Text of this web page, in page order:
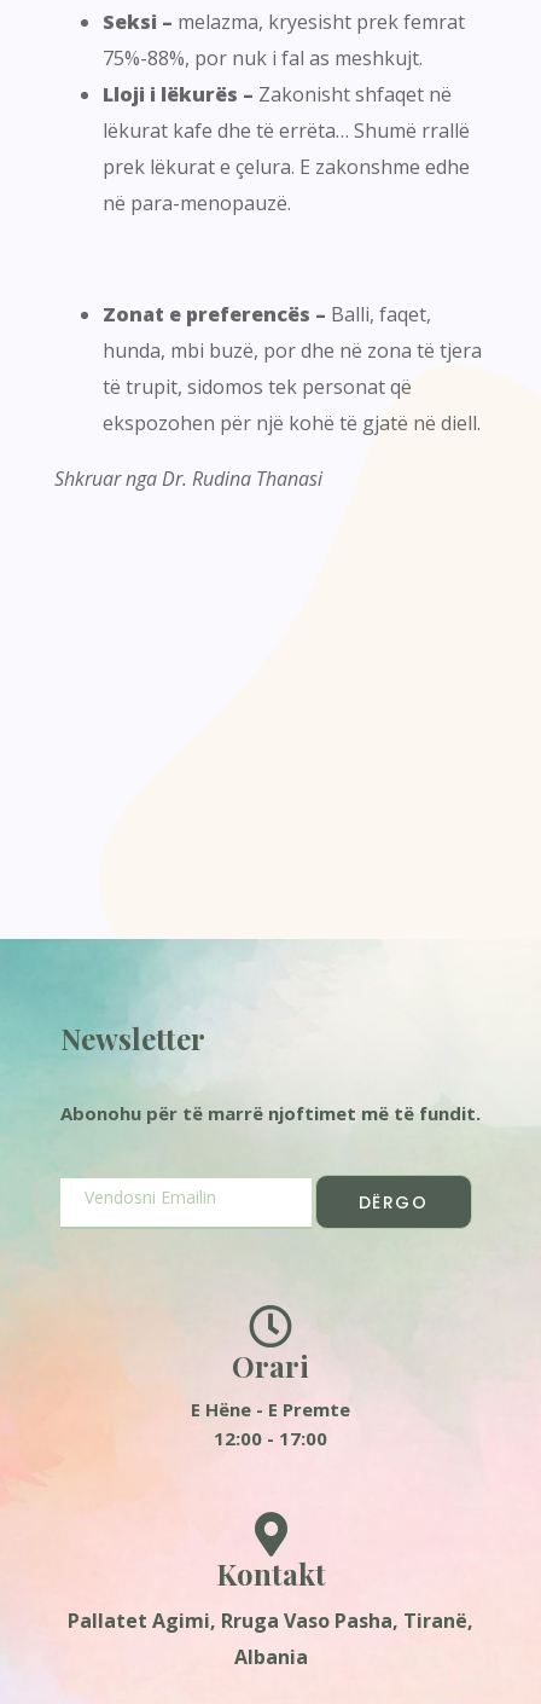
Seksi – melazma, kryesisht prek femrat
75%-88%, por nuk i fal as meshkujt.
Lloji i lëkurës – Zakonisht shfaqet në
lëkurat kafe dhe të errëta… Shumë rrallë
prek lëkurat e çelura. E zakonshme edhe
në para-menopauzë.
Zonat e preferencës – Balli, faqet,
hunda, mbi buzë, por dhe në zona të tjera
të trupit, sidomos tek personat që
ekspozohen për një kohë të gjatë në diell.
Shkruar nga Dr. Rudina Thanasi
Newsletter
Abonohu për të marrë njoftimet më të fundit.
DËRGO
Orari
E Hëne - E Premte
12:00 - 17:00
Kontakt
Pallatet Agimi, Rruga Vaso Pasha, Tiranë,
Albania